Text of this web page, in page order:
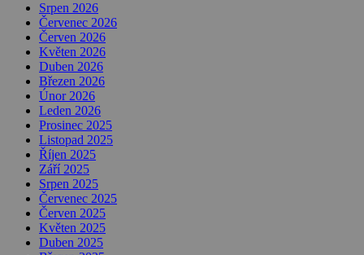
Srpen 2026
Červenec 2026
Červen 2026
Květen 2026
Duben 2026
Březen 2026
Únor 2026
Leden 2026
Prosinec 2025
Listopad 2025
Říjen 2025
Září 2025
Srpen 2025
Červenec 2025
Červen 2025
Květen 2025
Duben 2025